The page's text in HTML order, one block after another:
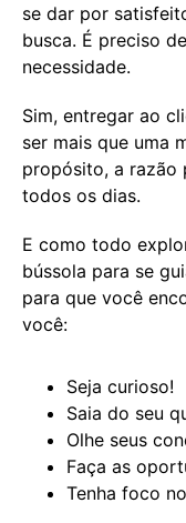
se dar por
busca. É preciso
necessidade.
Sim, entregar ao
ser mais que uma
propósito, a razão
todos os dias.
E como todo
bússola para se
para que você
você:
Seja curioso!
Saia do seu
Olhe seus
Faça as
Tenha foco